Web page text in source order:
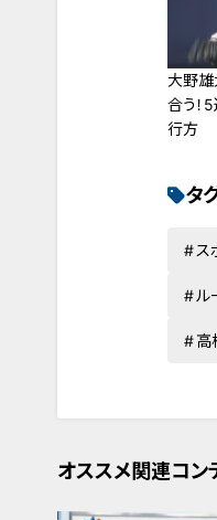
大野雄
合う！
行方
タ
ス
ル
高
オススメ関連コン